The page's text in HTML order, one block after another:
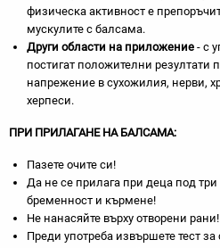
физическа активност е
мускулите с балсама.
Други области на приложение - с
постигат положителни резултати
напрежение в сухожилия, нерви,
херпеси.
ПРИ ПРИЛАГАНЕ НА БАЛСАМА:
Пазете очите си!
Да не се прилага при деца под
бременност и кърмене!
Не нанасяйте върху отворени рани!
Преди употреба извършете тест